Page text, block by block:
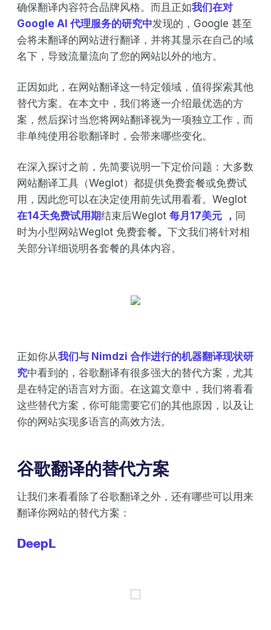
确保翻译内容符合品牌风格。而且正如我们在对
Google AI 代理服务的研究中发现的，Google 甚至
会将未翻译的网站进行翻译，并将其显示在自己的域
名下，导致流量流向了您的网站以外的地方。
正因如此，在网站翻译这一特定领域，值得探索其他
替代方案。在本文中，我们将逐一介绍最优选的方
案，然后探讨当您将网站翻译视为一项独立工作，而
非单纯使用谷歌翻译时，会带来哪些变化。
在深入探讨之前，先简要说明一下定价问题：大多数
网站翻译工具（Weglot）都提供免费套餐或免费试
用，因此您可以在决定使用前先试用看看。Weglot
在14天免费试用期结束后Weglot 每月17美元 ， 同
时为小型网站Weglot 免费套餐。 下文我们将针对相
关部分详细说明各套餐的具体内容。
正如你从我们与 Nimdzi 合作进行的机器翻译现状研
究中看到的，谷歌翻译有很多强大的替代方案，尤其
是在特定的语言对方面。在这篇文章中，我们将看看
这些替代方案，你可能需要它们的其他原因，以及让
你的网站实现多语言的高效方法。
谷歌翻译的替代方案
让我们来看看除了谷歌翻译之外，还有哪些可以用来
翻译你网站的替代方案：
DeepL